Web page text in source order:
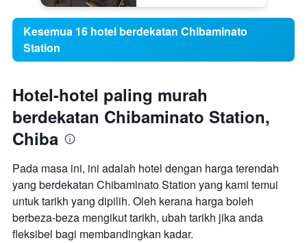
Kesemua 16 hotel berdekatan Chibaminato
Station
Hotel-hotel paling murah
berdekatan Chibaminato Station,
Chiba
Pada masa ini, ini adalah hotel dengan harga terendah
yang berdekatan Chibaminato Station yang kami temui
untuk tarikh yang dipilih. Oleh kerana harga boleh
berbeza-beza mengikut tarikh, ubah tarikh jika anda
fleksibel bagi membandingkan kadar.